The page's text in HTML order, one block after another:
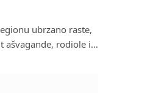
ubrzano raste,
ašvagande, rodiole i…